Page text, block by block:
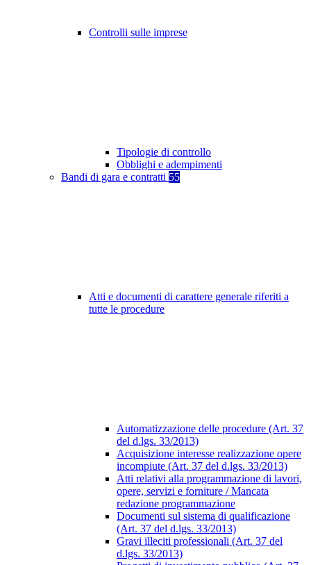
Controlli sulle imprese
Tipologie di controllo
Obblighi e adempimenti
Bandi di gara e contratti 55
Atti e documenti di carattere generale riferiti a
tutte le procedure
Automatizzazione delle procedure (Art. 37
del d.lgs. 33/2013)
Acquisizione interesse realizzazione opere
incompiute (Art. 37 del d.lgs. 33/2013)
Atti relativi alla programmazione di lavori,
opere, servizi e forniture / Mancata
redazione programmazione
Documenti sul sistema di qualificazione
(Art. 37 del d.lgs. 33/2013)
Gravi illeciti professionali (Art. 37 del
d.lgs. 33/2013)